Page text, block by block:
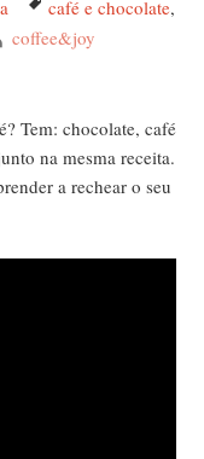
Tags
café e chocolate,
Autor
coffee&joy
Tem: chocolate, café
na mesma receita.
a rechear o seu